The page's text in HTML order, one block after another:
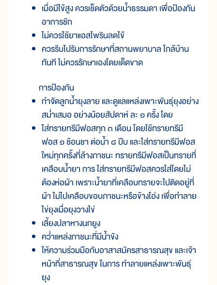
เมื่อมีไข้สูง ควรเช็ดตัวด้วยน้ำธรรมดา เพื่อป้องกัน
อาการชัก
ไม่ควรใช้ยาแอสไพรินลดไข้
ควรรีบไปรับการรักษาที่สถานพยาบาล ใกล้บ้าน
ทันที ไม่ควรรักษาเองโดยเด็ดขาด
การป้องกัน
กำจัดลูกน้ำยุงลาย และดูแลแหล่งเพาะพันธุ์ยุงอย่าง
สม่ำเสมอ อย่างน้อยสัปดาห์ ละ ๑ ครั้ง โดย
ใส่ทรายทรีมีฟอสทุก ๓ เดือน โดยใช้ทรายทรีมี
ฟอส ๑ ช้อนชา ต่อน้ำ ๘ ปีบ และใส่ทรายทรีมีฟอส
ใหม่ทุกครั้งที่ล้างภาชนะ ทรายทรีมีฟอสเป็นทรายที่
เคลือบน้ำยา การ ใส่ทรายทรีมีฟอสควรใส่โดยไม่
ต้องห่อผ้า เพราะน้ำยาที่เคลือบทรายจะไปติดอยู่ที่
ผ้า ไม่ไปเคลือบขอบภาชนะหรือข้างโอ่ง เพื่อทำลาย
ไข่ยุงเมื่อยุงวางไข่
เลี้ยงปลาหางนกยูง
คว่ำแหล่งภาชนะที่มีน้ำขัง
ให้ความร่วมมือกับอาสาสมัครสาธารณสุข และเจ้า
หน้าที่สาธารณสุข ในการ ทำลายแหล่งเพาะพันธุ์
ยุง